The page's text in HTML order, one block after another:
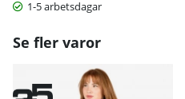
1-5 arbetsdagar
Se fler varor